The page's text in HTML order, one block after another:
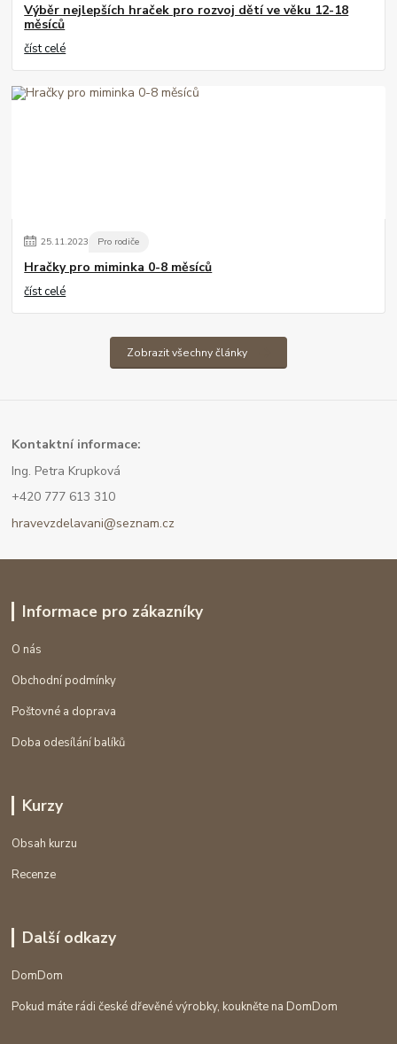
Výběr nejlepších hraček pro rozvoj dětí ve věku 12-18
měsíců
číst celé
25.11.2023 Pro rodiče
Hračky pro miminka 0-8 měsíců
číst celé
Zobrazit všechny články
Kontaktní informace:
Ing. Petra Krupková
+420 777 613 310
hravevzdelavani@seznam.cz
Informace pro zákazníky
O nás
Obchodní podmínky
Poštovné a doprava
Doba odesílání balíků
Kurzy
Obsah kurzu
Recenze
Další odkazy
DomDom
Pokud máte rádi české dřevěné výrobky, koukněte na DomDom